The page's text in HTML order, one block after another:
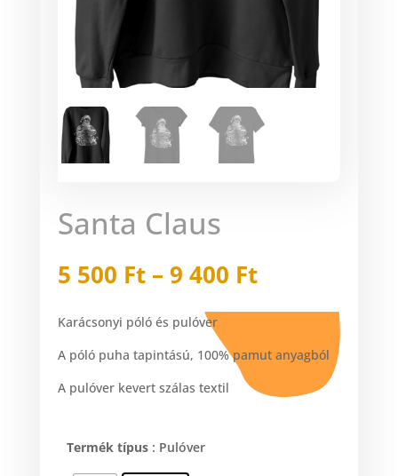
Santa Claus
5 500 Ft – 9 400 Ft
5
500 Ft
9
Karácsonyi póló és pulóver
A póló puha tapintású, 100% pamut anyagból
A pulóver kevert szálas textil
Termék típus : Pulóver